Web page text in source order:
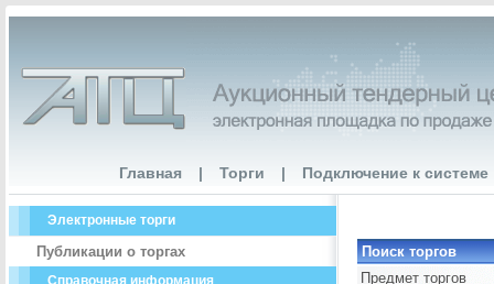
Главная | Торги | Подключение к системе
Электронные торги
Публикации о торгах
Справочная информация
Поиск торгов
Предмет торгов